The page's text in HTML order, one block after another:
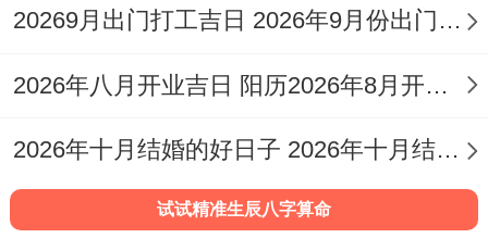
喜神：西南（利于家庭聚会）
吉时：未时（13-15点）建议在此区间完成
20269月出门打工吉日 2026年9月份出门打工吉日
2026年八月开业吉日 阳历2026年8月开业吉日
2026年十月结婚的好日子 2026年十月结婚有什么说法寓意
试试精准生辰八字算命